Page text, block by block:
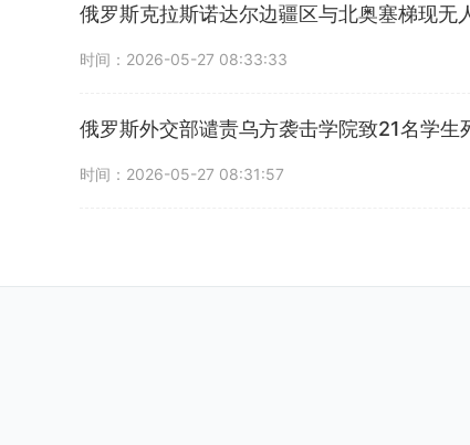
俄罗斯克拉斯诺达尔边疆区与北奥塞梯现无
时间：2026-05-27 08:33:33
俄罗斯外交部谴责乌方袭击学院致21名学生
时间：2026-05-27 08:31:57